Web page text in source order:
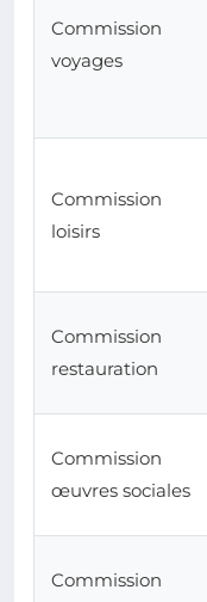
Commission
voyages
Commission
loisirs
Commission
restauration
Commission
œuvres sociales
Commission